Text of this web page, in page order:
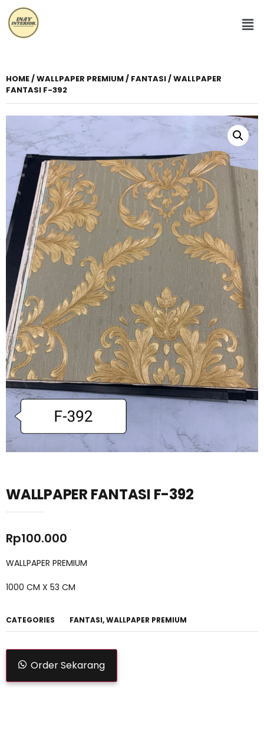
HOME/WALLPAPER PREMIUM/ FANTASI/ WALLPAPER
FANTASI F-392
WALLPAPER FANTASI F-392
Rp100.000
WALLPAPER PREMIUM
1000 CM X 53 CM
CATEGORIES FANTASI,WALLPAPER PREMIUM
Order Sekarang